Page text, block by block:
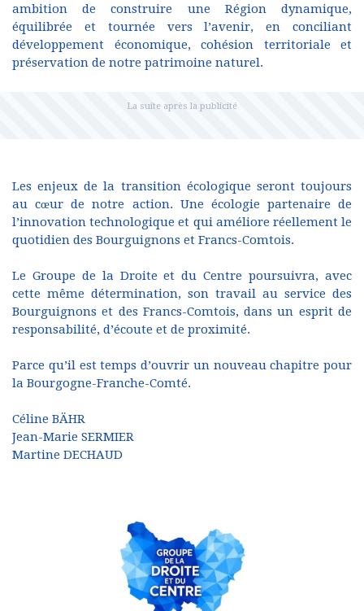
ambition de construire une Région dynamique,
équilibrée et tournée vers l’avenir, en conciliant
développement économique, cohésion territoriale et
préservation de notre patrimoine naturel.
Les enjeux de la transition écologique seront toujours
au cœur de notre action. Une écologie partenaire de
l’innovation technologique et qui améliore réellement le
quotidien des Bourguignons et Francs-Comtois.
Le Groupe de la Droite et du Centre poursuivra, avec
cette même détermination, son travail au service des
Bourguignons et des Francs-Comtois, dans un esprit de
responsabilité, d’écoute et de proximité.
Parce qu’il est temps d’ouvrir un nouveau chapitre pour
la Bourgogne-Franche-Comté.
Céline BÄHR
Jean-Marie SERMIER
Martine DECHAUD